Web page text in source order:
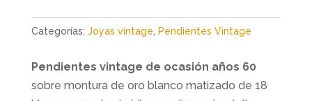
Categorías: Joyas vintage Pendientes Vintage
Pendientes vintage de ocasión años 60
sobre montura de oro blanco matizado de 18